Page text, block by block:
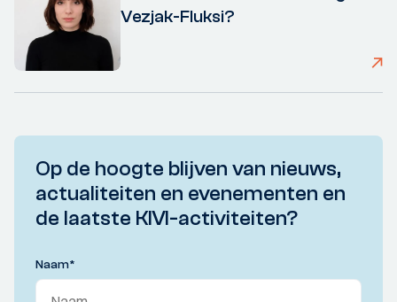
Vezjak-Fluksi?
Op de hoogte blijven van nieuws,
actualiteiten en evenementen en
de laatste KIVI-activiteiten?
Naam*